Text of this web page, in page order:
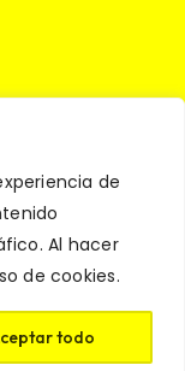
de
Al hacer
de cookies.
todo
reservados.